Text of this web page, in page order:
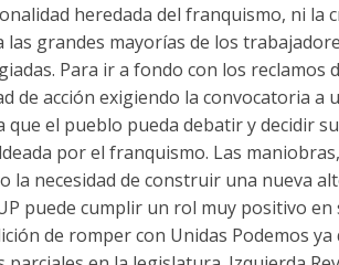
heredada del franquismo, ni la
grandes mayorías de los
Para ir a fondo con los reclamos
de acción exigiendo la convocatoria a
que el pueblo pueda debatir y decidir
por el franquismo. Las
la necesidad de construir una nueva
puede cumplir un rol muy positivo en
de romper con Unidas Podemos ya